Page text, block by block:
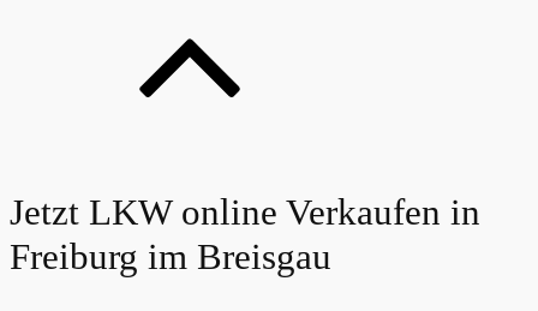
Jetzt LKW online Verkaufen in
Freiburg im Breisgau